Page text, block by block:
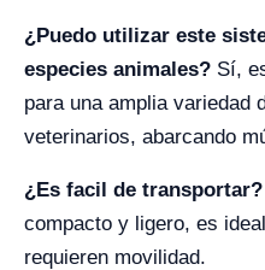
¿Puedo utilizar este
especies animales? Sí,
para una amplia variedad
veterinarios, abarcando
¿Es facil de transportar?
compacto y ligero, es
requieren movilidad.